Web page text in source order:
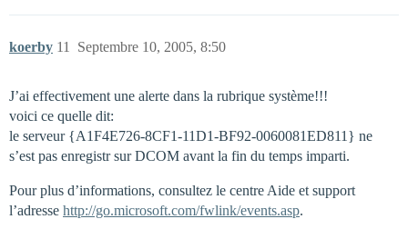
koerby Septembre 10, 2005, 8:50
11
J’ai effectivement une alerte dans la rubrique système!!!
voici ce quelle dit:
le serveur {A1F4E726-8CF1-11D1-BF92-0060081ED811} ne
s’est pas enregistr sur DCOM avant la fin du temps imparti.
Pour plus d’informations, consultez le centre Aide et support
l’adresse http://go.microsoft.com/fwlink/events.asp.